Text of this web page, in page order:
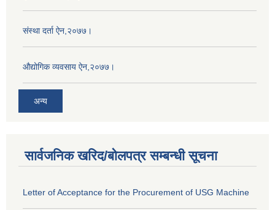
संस्था दर्ता ऐन,२०७७।
औद्योगिक व्यवसाय ऐन,२०७७।
अन्य
सार्वजनिक खरिद/बोलपत्र सम्बन्धी सूचना
Letter of Acceptance for the Procurement of USG Machine